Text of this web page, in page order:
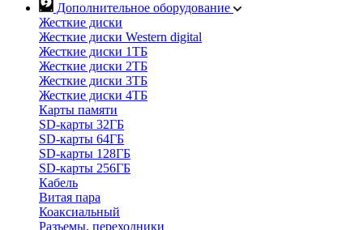
Дополнительное оборудование
Жесткие диски
Жесткие диски Western digital
Жесткие диски 1ТБ
Жесткие диски 2ТБ
Жесткие диски 3ТБ
Жесткие диски 4ТБ
Карты памяти
SD-карты 32ГБ
SD-карты 64ГБ
SD-карты 128ГБ
SD-карты 256ГБ
Кабель
Витая пара
Коаксиальный
Разъемы, переходники